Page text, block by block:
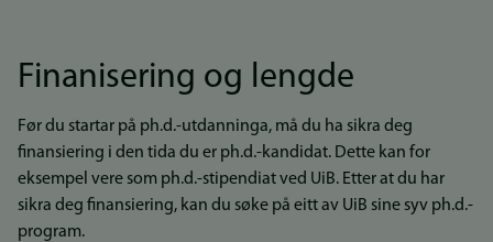
Finanisering og lengde
Før du startar på ph.d.-utdanninga, må du ha sikra deg
finansiering i den tida du er ph.d.-kandidat. Dette kan for
eksempel vere som ph.d.-stipendiat ved UiB. Etter at du har
sikra deg finansiering, kan du søke på eitt av UiB sine syv ph.d.-
program.